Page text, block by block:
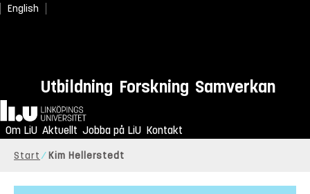
English
Utbildning Forskning Samverkan
Hem
Om LiU Aktuellt Jobba på LiU Kontakt
Start Kim Hellerstedt